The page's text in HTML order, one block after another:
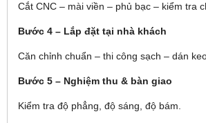
Cắt CNC – mài viền – phủ bạc – kiểm tra
Bước 4 – Lắp đặt tại nhà khách
Căn chỉnh chuẩn – thi công sạch – dán
Bước 5 – Nghiệm thu & bàn giao
Kiểm tra độ phẳng, độ sáng, độ bám.